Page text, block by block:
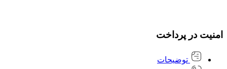
امنیت در پرداخت
توضیحات